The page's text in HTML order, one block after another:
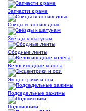
Запчасти к раме
Спицы велосипедные
Звёзды к шатунам
Ободные ленты
Велосипедные колёса
Эксцентрики и оси
Подседельные зажимы
Подшипники